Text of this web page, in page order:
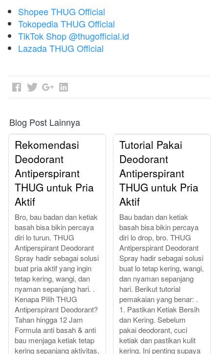
Shopee THUG Official
Tokopedia THUG Official
TikTok Shop @thugofficial.id
Lazada THUG Official
Blog Post Lainnya
Rekomendasi
Deodorant
Antiperspirant
THUG untuk Pria
Aktif
Bro, bau badan dan ketiak
basah bisa bikin percaya
diri lo turun. THUG
Antiperspirant Deodorant
Spray hadir sebagai solusi
buat pria aktif yang ingin
tetap kering, wangi, dan
nyaman sepanjang hari. .
Kenapa Pilih THUG
Antiperspirant Deodorant?
Tahan hingga 12 Jam
Formula anti basah & anti
bau menjaga ketiak tetap
kering sepanjang aktivitas,
Tutorial Pakai
Deodorant
Antiperspirant
THUG untuk Pria
Aktif
Bau badan dan ketiak
basah bisa bikin percaya
diri lo drop, bro. THUG
Antiperspirant Deodorant
Spray hadir sebagai solusi
buat lo tetap kering, wangi,
dan nyaman sepanjang
hari. Berikut tutorial
pemakaian yang benar: .
1. Pastikan Ketiak Bersih
dan Kering. Sebelum
pakai deodorant, cuci
ketiak dan pastikan kulit
kering. Ini penting supaya